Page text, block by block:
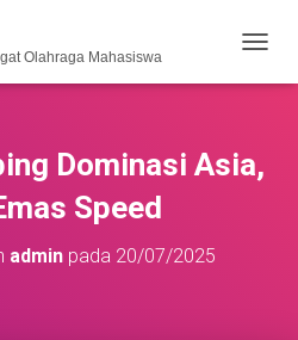
Olahraga Mahasiswa
O
E
Dominasi Asia,
Speed
adminpada 20/07/2025